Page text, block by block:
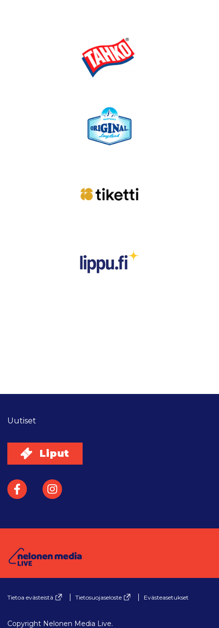
Uutiset
Liput
FacebookInstagram
Tietoa evästeistä Tietosuojaseloste Evästeasetukset
Copyright Nelonen Media Live.